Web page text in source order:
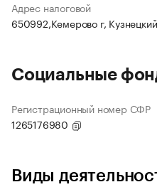
Адрес налоговой
650992,Кемерово г, Кузнецкий
Социальные
Регистрационный номер СФР
1265176980
Виды